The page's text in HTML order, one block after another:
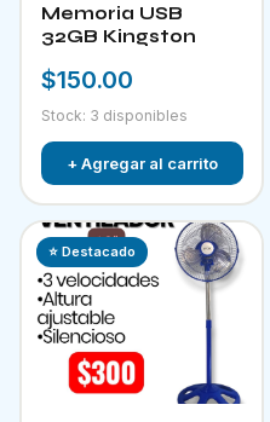
Memoria USB
32GB Kingston
$150.00
Stock: 3 disponibles
+ Agregar al carrito
⭐ Destacado